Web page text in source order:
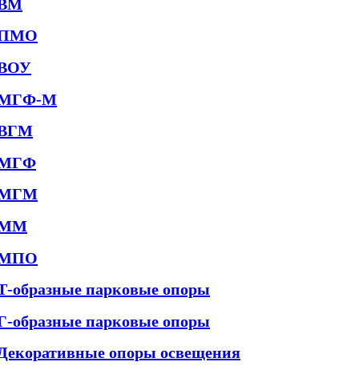
М
образные парковые опоры
образные парковые опоры
опоры освещения